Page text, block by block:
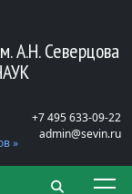
А.Н. Северцова
»
+7 495 633-09-22
admin@sevin.ru